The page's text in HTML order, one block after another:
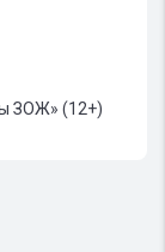
ЗОЖ» (12+)